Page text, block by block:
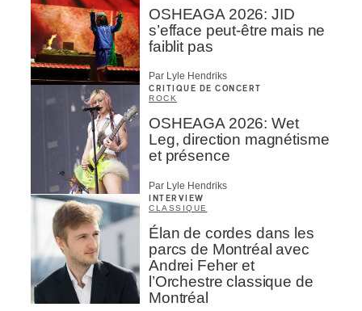
OSHEAGA 2026: JID
s’efface peut-être mais ne
faiblit pas
Par Lyle Hendriks
CRITIQUE DE CONCERT
ROCK
OSHEAGA 2026: Wet
Leg, direction magnétisme
et présence
Par Lyle Hendriks
INTERVIEW
CLASSIQUE
Élan de cordes dans les
parcs de Montréal avec
Andrei Feher et
l’Orchestre classique de
Montréal